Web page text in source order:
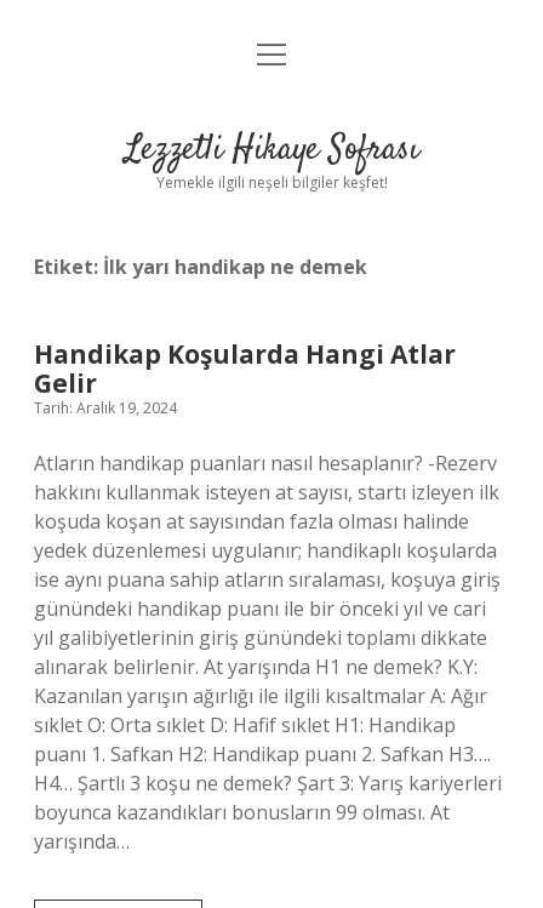
Anasayfa
Yasal Uyarı
menüyü
Lezzetli Hikaye Sofrası
Yemekle ilgili neşeli bilgiler keşfet!
Etiket: İlk yarı handikap ne demek
Handikap Koşularda Hangi Atlar
Gelir
Tarih: Aralık 19, 2024
Atların handikap puanları nasıl hesaplanır? -Rezerv
hakkını kullanmak isteyen at sayısı, startı izleyen ilk
koşuda koşan at sayısından fazla olması halinde
yedek düzenlemesi uygulanır; handikaplı koşularda
ise aynı puana sahip atların sıralaması, koşuya giriş
günündeki handikap puanı ile bir önceki yıl ve cari
yıl galibiyetlerinin giriş günündeki toplamı dikkate
alınarak belirlenir. At yarışında H1 ne demek? K.Y:
Kazanılan yarışın ağırlığı ile ilgili kısaltmalar A: Ağır
sıklet O: Orta sıklet D: Hafif sıklet H1: Handikap
puanı 1. Safkan H2: Handikap puanı 2. Safkan H3….
H4… Şartlı 3 koşu ne demek? Şart 3: Yarış kariyerleri
boyunca kazandıkları bonusların 99 olması. At
yarışında…